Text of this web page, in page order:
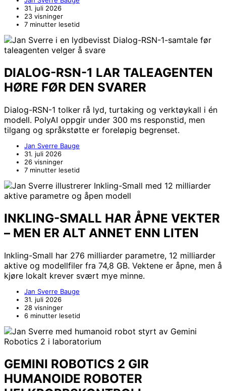
31. juli 2026
23 visninger
7 minutter lesetid
DIALOG-RSN-1 LAR TALEAGENTEN
HØRE FØR DEN SVARER
Dialog-RSN-1 tolker rå lyd, turtaking og verktøykall i én
modell. PolyAI oppgir under 300 ms responstid, men
tilgang og språkstøtte er foreløpig begrenset.
Jan Sverre Bauge
31. juli 2026
26 visninger
7 minutter lesetid
INKLING-SMALL HAR ÅPNE VEKTER
– MEN ER ALT ANNET ENN LITEN
Inkling-Small har 276 milliarder parametre, 12 milliarder
aktive og modellfiler fra 74,8 GB. Vektene er åpne, men å
kjøre lokalt krever svært mye minne.
Jan Sverre Bauge
31. juli 2026
28 visninger
6 minutter lesetid
GEMINI ROBOTICS 2 GIR
HUMANOIDE ROBOTER